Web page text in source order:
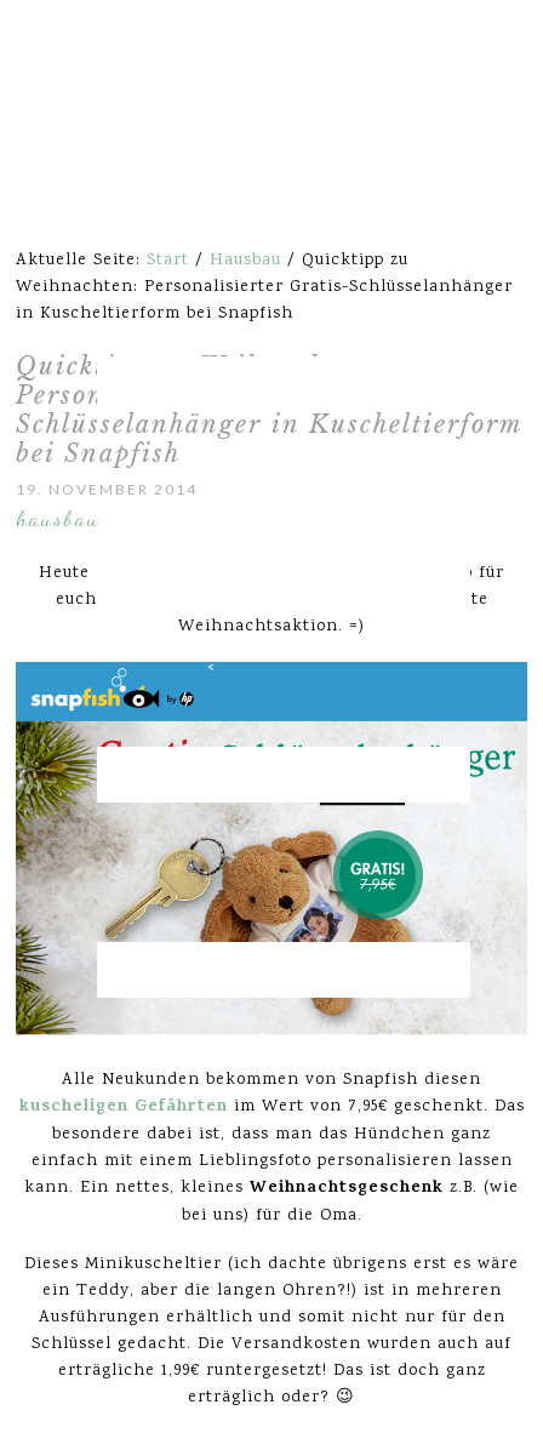
Aktuelle Seite:Start / Hausbau / Quicktipp zu
Weihnachten: Personalisierter Gratis-Schlüsselanhänger
in Kuscheltierform bei Snapfish
Quicktipp zu Weihnachten:
Personalisierter Gratis-
Schlüsselanhänger in Kuscheltierform
bei Snapfish
19. NOVEMBER 2014
hausbau
Heute habe ich wieder einen ganz schnellen Tipp für
euch, denn es gibt bei Snapfish gerade eine nette
Weihnachtsaktion. =)
Alle Neukunden bekommen von Snapfish diesen
kuscheligen Gefährten im Wert von 7,95€ geschenkt. Das
besondere dabei ist, dass man das Hündchen ganz
einfach mit einem Lieblingsfoto personalisieren lassen
kann. Ein nettes, kleines Weihnachtsgeschenk z.B. (wie
bei uns) für die Oma.
Dieses Minikuscheltier (ich dachte übrigens erst es wäre
ein Teddy, aber die langen Ohren?!) ist in mehreren
Ausführungen erhältlich und somit nicht nur für den
Schlüssel gedacht. Die Versandkosten wurden auch auf
erträgliche 1,99€ runtergesetzt! Das ist doch ganz
erträglich oder? 😉